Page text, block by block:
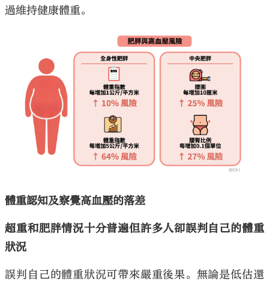
過維持健康體重。
體重認知及察覺高血壓的落差
超重和肥胖情況十分普遍但許多人卻誤判自己的體重
狀況
誤判自己的體重狀況可帶來嚴重後果。無論是低估還